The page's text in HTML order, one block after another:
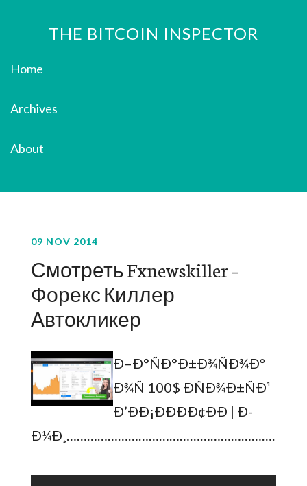
THE BITCOIN INSPECTOR
Home
Archives
About
09 NOV 2014
Смотреть Fxnewskiller –
Форекс Киллер
Автокликер
Ð–Ð°ÑÐ°Ð±Ð¾ÑÐ¾Ðº
Ð¾Ñ 100$ ÐÑÐ¾Ð±ÑÐ¹
Ð’ÐÐ¡ÐÐÐÐ¢ÐÐ | Ð-